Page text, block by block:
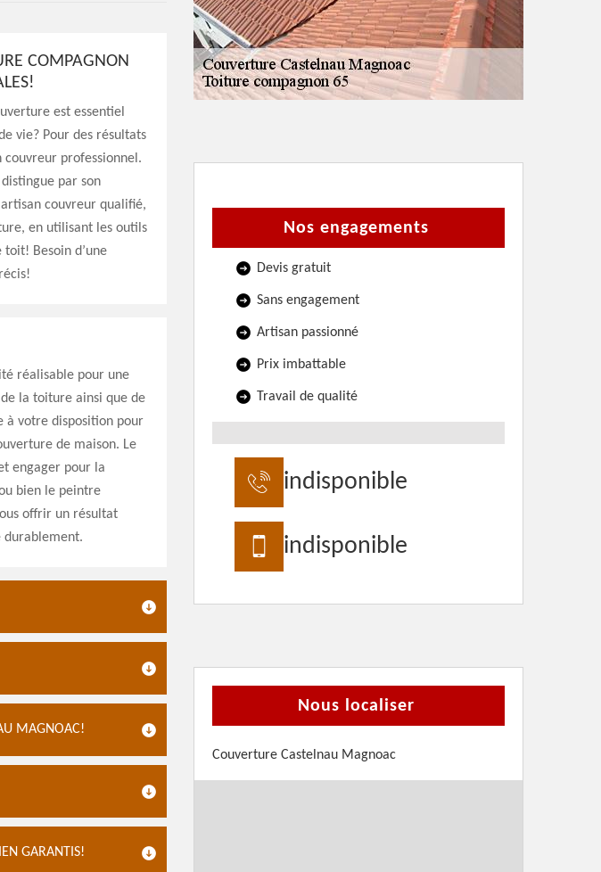
COMPAGNON
est essentiel
vie? Pour des résultats
professionnel.
par son
couvreur qualifié,
en utilisant les outils
Besoin d’une
réalisable pour une
la toiture ainsi que de
à votre disposition pour
de maison. Le
engager pour la
bien le peintre
offrir un résultat
durablement.
MAGNOAC!
GARANTIS!
Nos engagements
Devis gratuit
Sans engagement
Artisan passionné
Prix imbattable
Travail de qualité
indisponible
indisponible
Nous localiser
Couverture Castelnau Magnoac